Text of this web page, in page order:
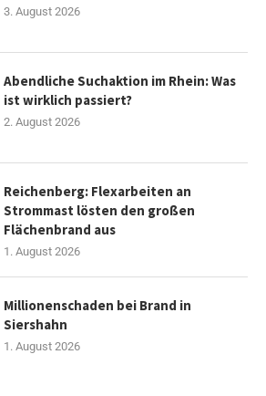
3. August 2026
Abendliche Suchaktion im Rhein: Was
ist wirklich passiert?
2. August 2026
Reichenberg: Flexarbeiten an
Strommast lösten den großen
Flächenbrand aus
1. August 2026
Millionenschaden bei Brand in
Siershahn
1. August 2026